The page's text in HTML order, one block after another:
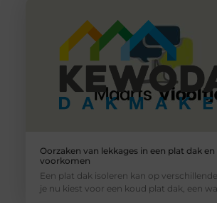
Oorzaken van lekkages in een plat dak
voorkomen
Een plat dak isoleren kan op
je nu kiest voor een koud plat dak, een